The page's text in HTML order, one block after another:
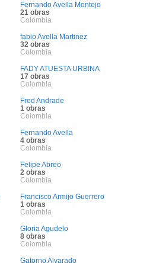
Fernando Avella Montejo
21 obras
Colombia
fabio Avella Martinez
32 obras
Colombia
FADY ATUESTA URBINA
17 obras
Colombia
Fred Andrade
1 obras
Colombia
Fernando Avella
4 obras
Colombia
Felipe Abreo
2 obras
Colombia
Francisco Armijo Guerrero
1 obras
Colombia
Gloria Agudelo
8 obras
Colombia
Gatorno Alvarado